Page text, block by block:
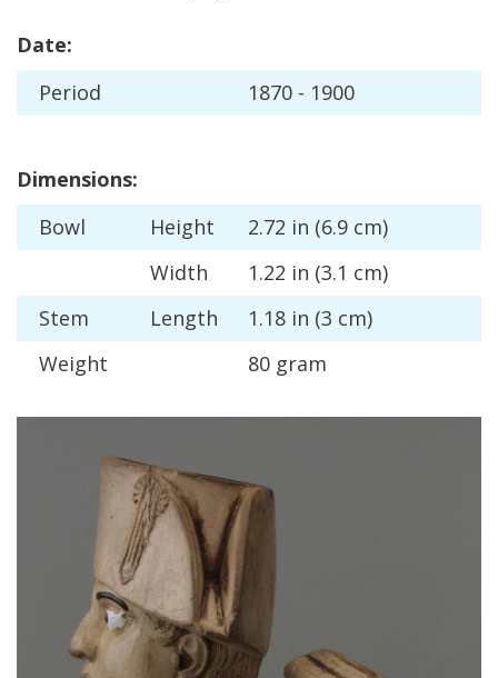
Date:
Period
1870 - 1900
Dimensions:
Bowl
Height 2.72 in (6.9 cm)
Width
1.22 in (3.1 cm)
Stem
Length 1.18 in (3 cm)
Weight
80 gram